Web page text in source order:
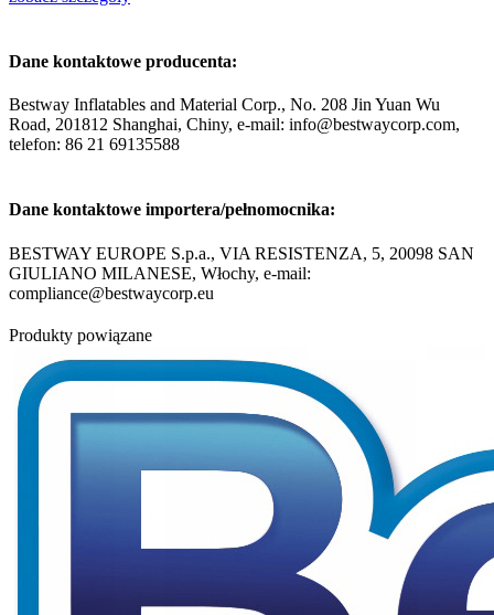
Dane kontaktowe producenta:
Bestway Inflatables and Material Corp., No. 208 Jin Yuan Wu
Road, 201812 Shanghai, Chiny, e-mail: info@bestwaycorp.com,
telefon: 86 21 69135588
Dane kontaktowe importera/pełnomocnika:
BESTWAY EUROPE S.p.a., VIA RESISTENZA, 5, 20098 SAN
GIULIANO MILANESE, Włochy, e-mail:
compliance@bestwaycorp.eu
Produkty powiązane